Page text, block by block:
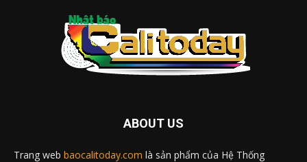
ABOUT US
Trang web baocalitoday.com là sản phẩm của Hệ Thống